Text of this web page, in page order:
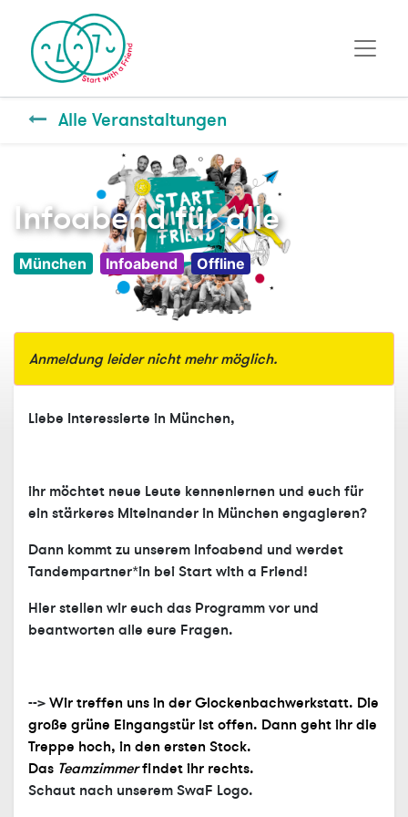
Alle Veranstaltungen
Infoabend für alle
München Infoabend Offline
Anmeldung leider nicht mehr möglich.
Liebe Interessierte in München,
ihr möchtet neue Leute kennenlernen und euch für
ein stärkeres Miteinander in München engagieren?
Dann kommt zu unserem Infoabend und werdet
Tandempartner*in bei Start with a Friend!
Hier stellen wir euch das Programm vor und
beantworten alle eure Fragen.
-->Wir treffen uns in der Glockenbachwerkstatt. Die
große grüne Eingangstür ist offen. Dann geht ihr die
Treppe hoch, in den ersten Stock.
Das Teamzimmerfindet ihr rechts.
Schaut nach unserem SwaF Logo.